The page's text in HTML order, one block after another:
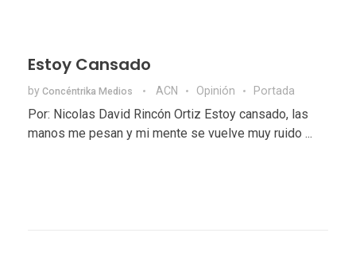
Estoy Cansado
by Concéntrika Medios ACN Opinión Portada
Por: Nicolas David Rincón Ortiz Estoy cansado, las
manos me pesan y mi mente se vuelve muy ruido ...